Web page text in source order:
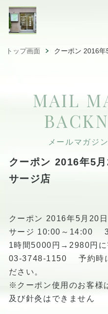
トップ画面 クーポン 2016
MAIL
メールマガジ
クーポン 2016年5
サージ店
クーポン 2016年5月
サージ 10:00～14:00 3
1時間5000円→2980円
03-3748-1150 予約時に
ださい。
※クーポン使用のお客
及び針灸はできません